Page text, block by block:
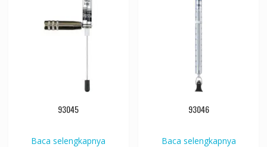
93045
Baca selengkapnya
93046
Baca selengkapnya